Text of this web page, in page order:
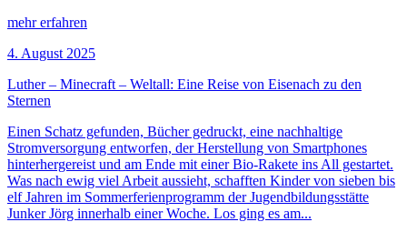
mehr erfahren
4. August 2025
Luther – Minecraft – Weltall: Eine Reise von Eisenach zu den
Sternen
Einen Schatz gefunden, Bücher gedruckt, eine nachhaltige
Stromversorgung entworfen, der Herstellung von Smartphones
hinterhergereist und am Ende mit einer Bio-Rakete ins All gestartet.
Was nach ewig viel Arbeit aussieht, schafften Kinder von sieben bis
elf Jahren im Sommerferienprogramm der Jugendbildungsstätte
Junker Jörg innerhalb einer Woche. Los ging es am...